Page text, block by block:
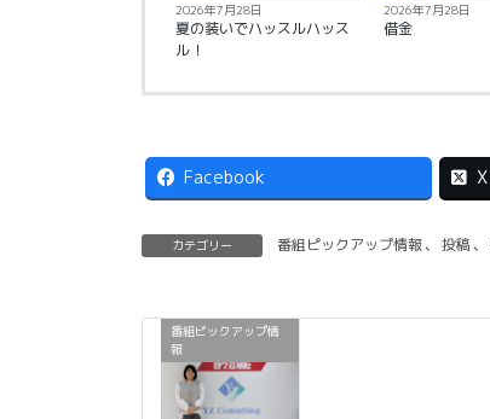
2026年7月28日
夏の装いでハッスルハッス
ル！
2026年7月28日
借金
Facebook X
カテゴリー 番組ピックアップ情報、 投稿 、
番組ピックアップ情
報